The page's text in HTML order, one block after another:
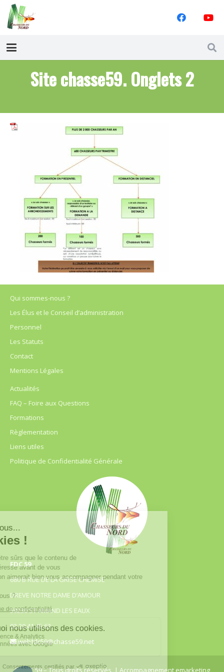
Site chasse59. Onglets 2
Qui sommes-nous ?
Les Élus et le Conseil d’administration
Personnel
Les Statuts
Contact
Mentions Légales
Actualités
FAQ – Foire aux Questions
Formations
Règlementation
Liens utiles
Politique de Confidentialité Générale
FDC 59
680 B RUE DE LA GRISE CHEMISE
DREVE NOTRE DAME D’AMOUR
59230 ST AMAND LES EAUX
03.20.41.45.63
webfdc59@chasse59.net
© FDC 59 – Tous droits réservés | Accompagnement emarketing